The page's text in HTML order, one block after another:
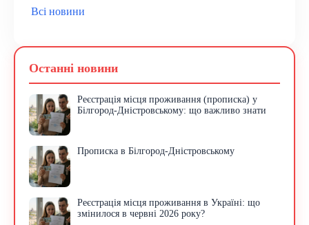
Всі новини
Останні новини
Реєстрація місця проживання (прописка) у
Білгород-Дністровському: що важливо знати
Прописка в Білгород-Дністровському
Реєстрація місця проживання в Україні: що
змінилося в червні 2026 року?